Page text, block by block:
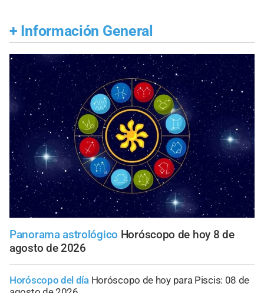
+ Información General
Panorama astrológico Horóscopo de hoy 8 de
agosto de 2026
Horóscopo del día Horóscopo de hoy para Piscis: 08 de